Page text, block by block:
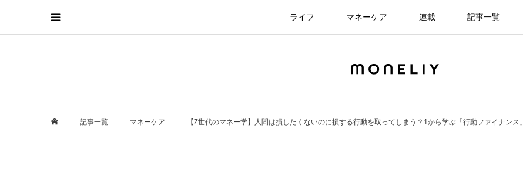
ライフ マネーケア 連載 記事一覧
記事一覧 マネーケア 【Z世代のマネー学】人間は損したくないのに損する行動を取ってしまう？1から学ぶ「行動ファイナンス」